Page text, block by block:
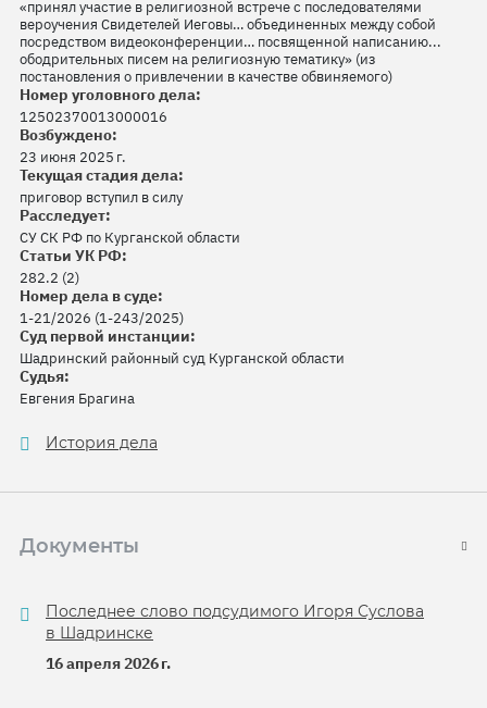
«принял участие в религиозной встрече с последователями
вероучения Свидетелей Иеговы… объединенных между собой
посредством видеоконференции… посвященной написанию...
ободрительных писем на религиозную тематику» (из
постановления о привлечении в качестве обвиняемого)
Номер уголовного дела:
12502370013000016
Возбуждено:
23 июня 2025 г.
Текущая стадия дела:
приговор вступил в силу
Расследует:
СУ СК РФ по Курганской области
Статьи УК РФ:
282.2 (2)
Номер дела в суде:
1-21/2026 (1-243/2025)
Суд первой инстанции:
Шадринский районный суд Курганской области
Судья:
Евгения Брагина
История дела
Документы
Последнее слово подсудимого Игоря Суслова
в Шадринске
16 апреля 2026 г.